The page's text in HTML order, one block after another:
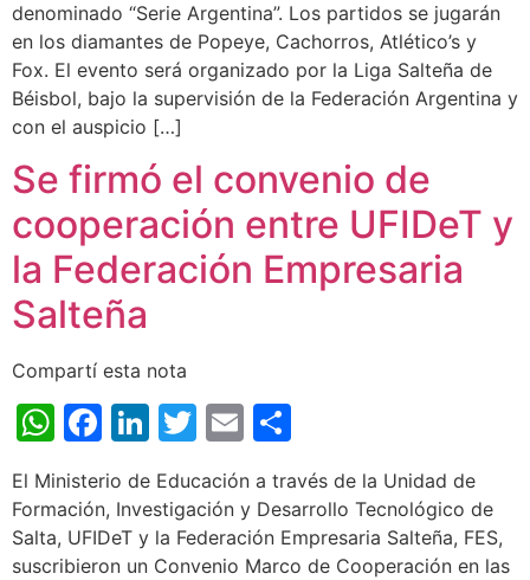
denominado “Serie Argentina”. Los partidos se jugarán
en los diamantes de Popeye, Cachorros, Atlético’s y
Fox. El evento será organizado por la Liga Salteña de
Béisbol, bajo la supervisión de la Federación Argentina y
con el auspicio […]
Se firmó el convenio de
cooperación entre UFIDeT y
la Federación Empresaria
Salteña
Compartí esta nota
WhatsApp
Facebook
LinkedIn
Twitter
Email
El Ministerio de Educación a través de la Unidad de
Formación, Investigación y Desarrollo Tecnológico de
Salta, UFIDeT y la Federación Empresaria Salteña, FES,
suscribieron un Convenio Marco de Cooperación en las